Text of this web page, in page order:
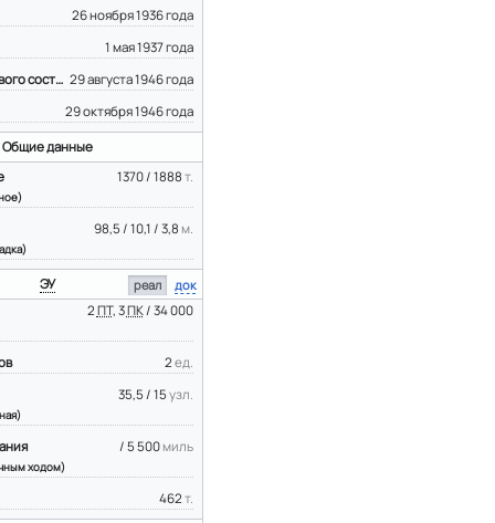
26 ноября 1936 года
1 мая 1937 года
29 августа 1946 года
Выведен из боевого состава
29 октября 1946 года
Общие данные
1370 / 1888 т.
98,5 / 10,1 / 3,8 м.
ЭУ реал
док
2 ПТ, 3ПК/ 34 000
2 ед.
35,5 / 15узл.
/ 5 500 миль
ходом)
462 т.